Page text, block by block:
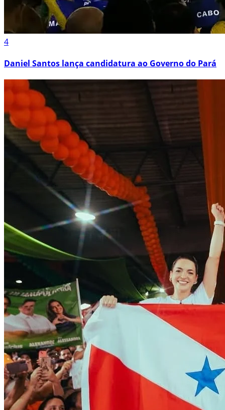
4
Daniel Santos lança candidatura ao Governo do Pará